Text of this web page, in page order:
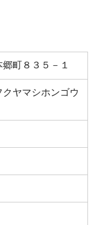
町８３５－１
クヤマシホンゴウ